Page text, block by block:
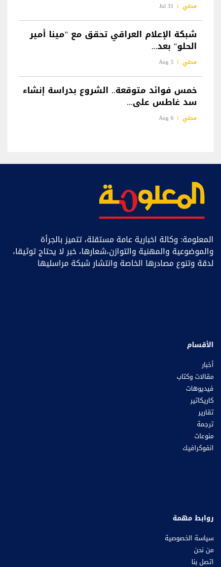
محلي 31 Jul
شبكة الإعلام العراقي تحقق مع "مينا أمير
الحلو" بعد...
محلي 5 Aug
خمس فوائد متوقعة.. الشروع بدراسة إنشاء
سد غاطس على...
محلي 6 Aug
المعلومة: وكالة اخبارية عامة مستقلة، تتميز بالجرأة
والموضوعية والمهنية والتوازن،شعارها، خبر ﻻ يحتاج توثيقا،
لدقة وتنوع مصادرها الخاصة وانتشار شبكة مراسليها
الأقسام
أخبار
مقالات وكتاب
فيديوهات
كاريكاتير
تقارير
ترجمة
منوعات
انفوكرافيك
روابط مهمة
سياسة الخصوصية
من نحن
اتصل بنا